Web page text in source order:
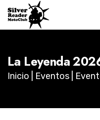
La Leyenda
Inicio Eventos |